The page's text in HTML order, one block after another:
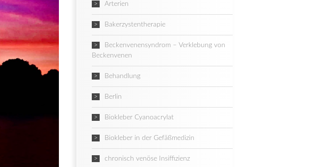
Arterien
Bakerzystentherapie
Beckenvenensyndrom – Verklebung von
Beckenvenen
Behandlung
Berlin
Biokleber Cyanoacrylat
Biokleber in der Gefäßmedizin
chronisch venöse Insiffizienz